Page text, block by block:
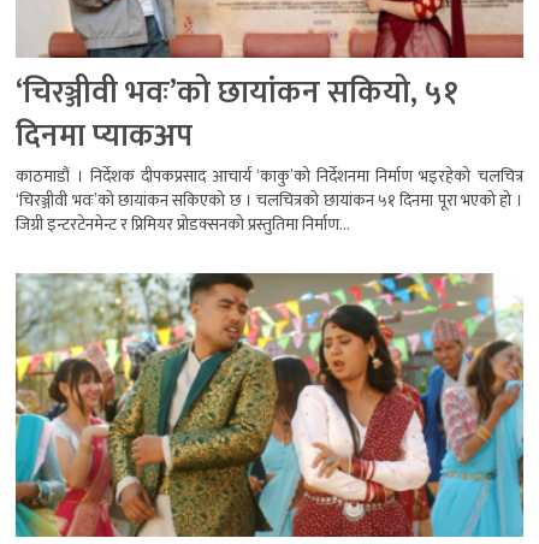
‘चिरञ्जीवी भवः’को छायांकन सकियो, ५१
दिनमा प्याकअप
काठमाडौं । निर्देशक दीपकप्रसाद आचार्य ‘काकु’को निर्देशनमा निर्माण भइरहेको चलचित्र
‘चिरञ्जीवी भवः’को छायांकन सकिएको छ । चलचित्रको छायांकन ५१ दिनमा पूरा भएको हो ।
जिग्री इन्टरटेनमेन्ट र प्रिमियर प्रोडक्सनको प्रस्तुतिमा निर्माण...